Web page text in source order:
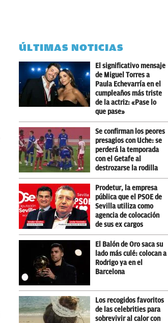
ÚLTIMAS NOTICIAS
El significativo mensaje
de Miguel Torres a
Paula Echevarría en el
cumpleaños más triste
de la actriz: «Pase lo
que pase»
Se confirman los peores
presagios con Uche: se
perderá la temporada
con el Getafe al
destrozarse la rodilla
Prodetur, la empresa
pública que el PSOE de
Sevilla utiliza como
agencia de colocación
de sus ex cargos
El Balón de Oro saca su
lado más culé: colocan a
Rodrigo ya en el
Barcelona
Los recogidos favoritos
de las celebrities para
sobrevivir al calor con